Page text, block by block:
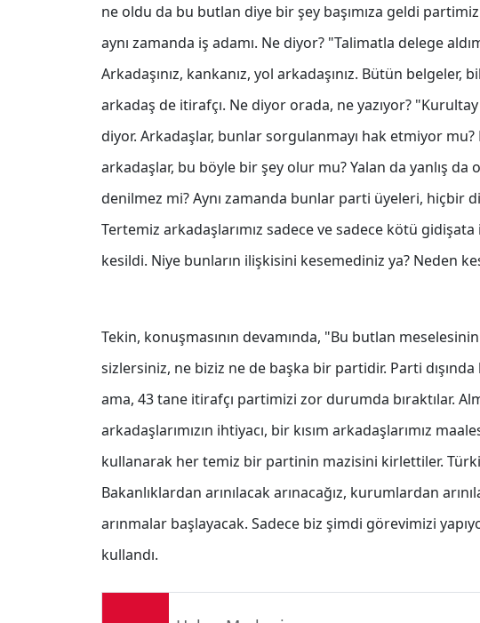
ne oldu da bu butlan diye bir şey başımıza geldi
aynı zamanda iş adamı. Ne diyor? "Talimatla delege
Arkadaşınız, kankanız, yol arkadaşınız. Bütün
arkadaş de itirafçı. Ne diyor orada, ne yazıyor?
diyor. Arkadaşlar, bunlar sorgulanmayı hak etmiyor
arkadaşlar, bu böyle bir şey olur mu? Yalan da yanlış da
denilmez mi? Aynı zamanda bunlar parti üyeleri, hiçbir
Tertemiz arkadaşlarımız sadece ve sadece kötü
kesildi. Niye bunların ilişkisini kesemediniz ya? Neden
Tekin, konuşmasının devamında, "Bu butlan
sizlersiniz, ne biziz ne de başka bir partidir. Parti
ama, 43 tane itirafçı partimizi zor durumda bıraktılar.
arkadaşlarımızın ihtiyacı, bir kısım arkadaşlarımız
kullanarak her temiz bir partinin mazisini kirlettiler.
Bakanlıklardan arınılacak arınacağız, kurumlardan
arınmalar başlayacak. Sadece biz şimdi görevimizi
kullandı.